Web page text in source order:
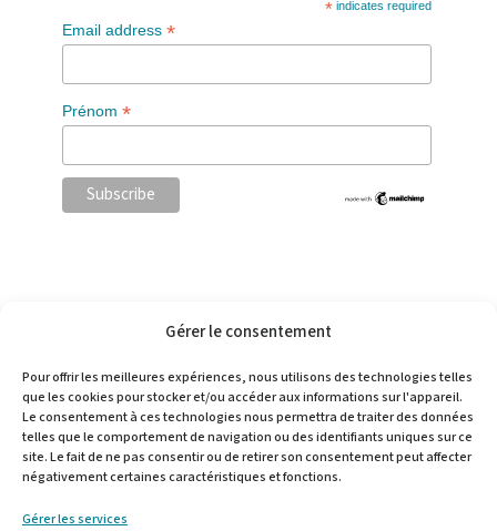
Gérer le consentement
Pour offrir les meilleures expériences, nous utilisons des technologies telles
que les cookies pour stocker et/ou accéder aux informations sur l'appareil.
Le consentement à ces technologies nous permettra de traiter des données
telles que le comportement de navigation ou des identifiants uniques sur ce
site. Le fait de ne pas consentir ou de retirer son consentement peut affecter
négativement certaines caractéristiques et fonctions.
Gérer les services
* indicates required
Email address *
Prénom *
Choisir
une
langue